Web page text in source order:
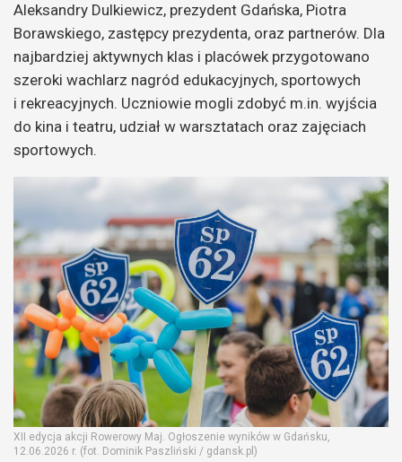
Aleksandry Dulkiewicz, prezydent Gdańska, Piotra
Borawskiego, zastępcy prezydenta, oraz partnerów. Dla
najbardziej aktywnych klas i placówek przygotowano
szeroki wachlarz nagród edukacyjnych, sportowych
i rekreacyjnych. Uczniowie mogli zdobyć m.in. wyjścia
do kina i teatru, udział w warsztatach oraz zajęciach
sportowych.
XII edycja akcji Rowerowy Maj. Ogłoszenie wyników w Gdańsku,
12.06.2026 r. (fot. Dominik Paszliński / gdansk.pl)